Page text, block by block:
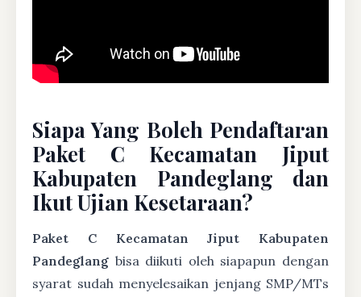
Siapa Yang Boleh Pendaftaran
Paket C Kecamatan Jiput
Kabupaten Pandeglang dan
Ikut Ujian Kesetaraan?
Paket C Kecamatan Jiput Kabupaten
Pandeglang bisa diikuti oleh siapapun dengan
syarat sudah menyelesaikan jenjang SMP/MTs